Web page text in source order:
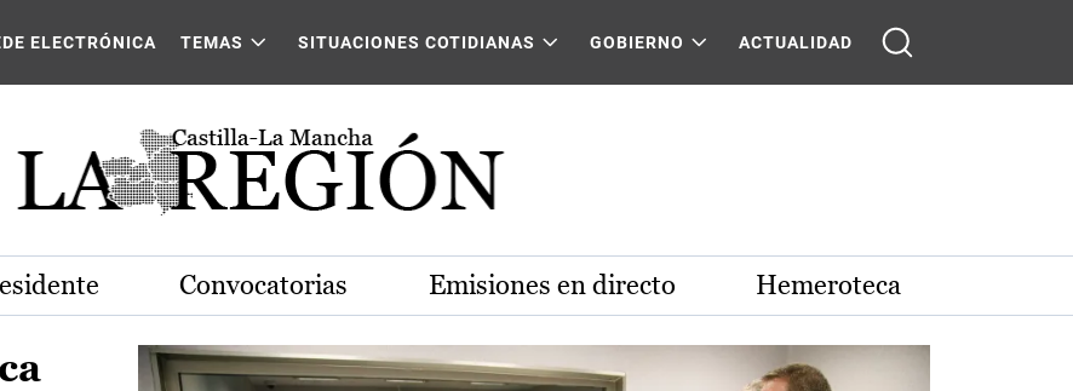
La Mancha
ELECTRÓNICA TEMAS SITUACIONES COTIDIANAS GOBIERNO ACTUALIDAD
Convocatorias Emisiones en directo Hemeroteca